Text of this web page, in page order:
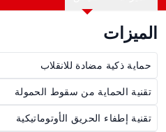
الميزات
حماية ذكية مضادة للانقلاب
تقنية الحماية من سقوط الحمولة
تقنية إطفاء الحريق الأوتوماتيكية